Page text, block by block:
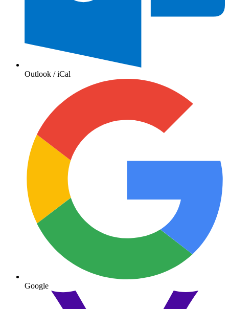
Outlook / iCal
Google